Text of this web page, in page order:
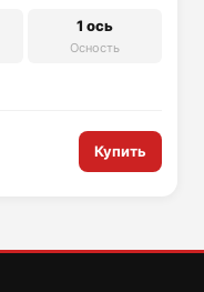
1 ось
Осность
Купить